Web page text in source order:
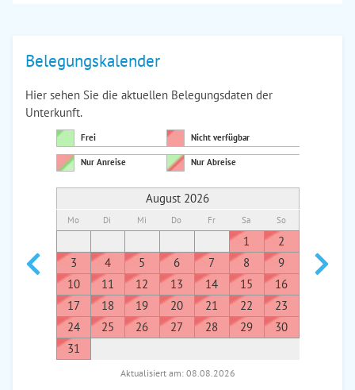
Belegungskalender
Hier sehen Sie die aktuellen Belegungsdaten der
Unterkunft.
Frei Nicht verfügbar
Nur Anreise Nur Abreise
August 2026
Mo Di Mi Do Fr Sa So
1
2
3
4 5 6 7 8
9
10
11 12 13 14 15
16
17
18 19 20 21 22
23
24
25 26 27 28 29
30
31
7
Aktualisiert am: 08.08.2026